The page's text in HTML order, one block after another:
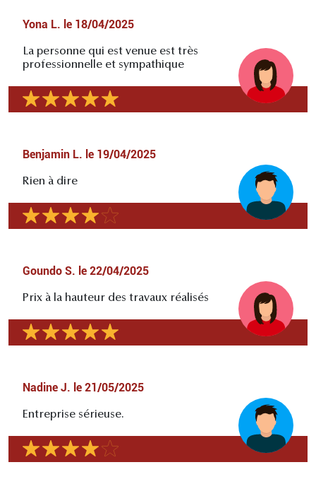
Yona L. le 18/04/2025
La personne qui est venue est très
professionnelle et sympathique
Benjamin L. le 19/04/2025
Rien à dire
Goundo S. le 22/04/2025
Prix à la hauteur des travaux réalisés
Nadine J. le 21/05/2025
Entreprise sérieuse.